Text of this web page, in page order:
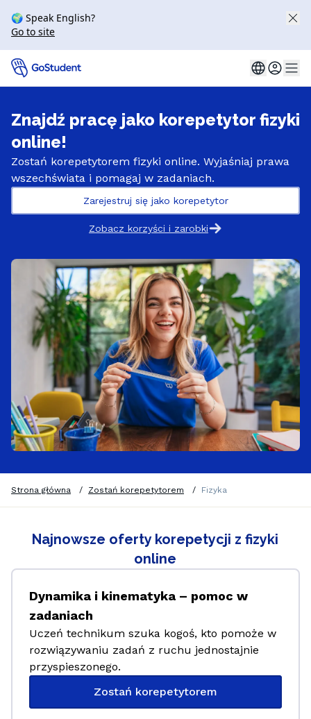
🌍 Speak English?
Go to site
Znajdź pracę jako korepetytor fizyki
online!
Zostań korepetytorem fizyki online. Wyjaśniaj prawa
wszechświata i pomagaj w zadaniach.
Zarejestruj się jako korepetytor
Zobacz korzyści i zarobki
Strona główna / Zostań korepetytorem / Fizyka
Najnowsze oferty korepetycji z fizyki
online
Dynamika i kinematyka – pomoc w
zadaniach
Uczeń technikum szuka kogoś, kto pomoże w
rozwiązywaniu zadań z ruchu jednostajnie
przyspieszonego.
Zostań korepetytorem